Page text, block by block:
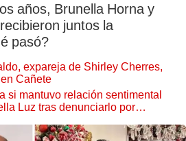
años, Brunella Horna y
juntos la
pasó?
expareja de Shirley Cherres,
Cañete
si mantuvo relación sentimental
Luz tras denunciarlo por